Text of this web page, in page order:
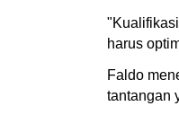
harus
Faldo
tantangan